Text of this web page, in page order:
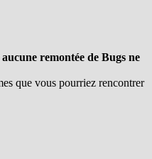
aucune remontée de Bugs ne
que vous pourriez rencontrer